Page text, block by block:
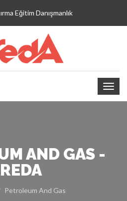
Eğitim Danışmanlık
AND GAS -
Petroleum And Gas